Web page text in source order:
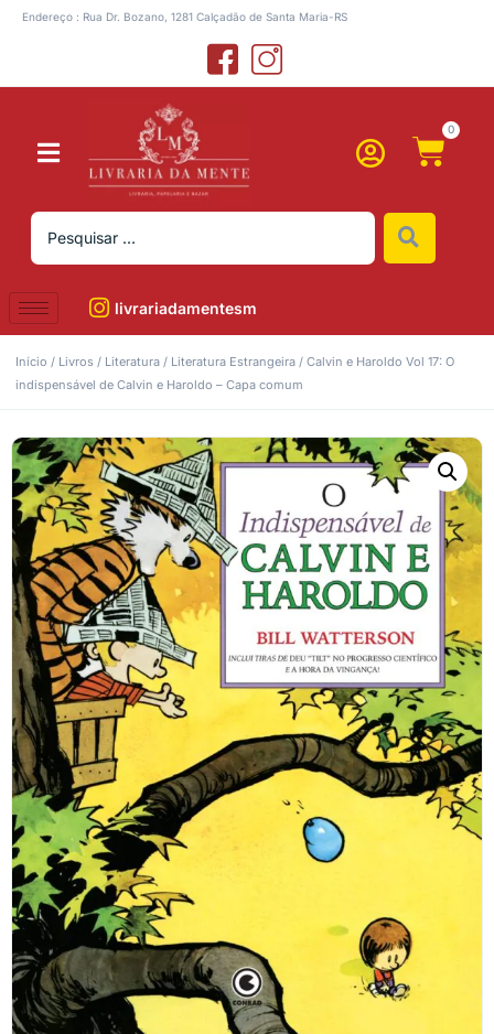
Endereço : Rua Dr. Bozano, 1281 Calçadão de Santa Maria-RS
0
livrariadamentesm
Início / Livros / Literatura / Literatura Estrangeira / Calvin e Haroldo Vol 17: O
indispensável de Calvin e Haroldo – Capa comum